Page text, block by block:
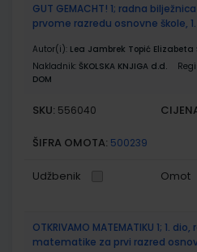
GUT GEMACHT! 1; radna
prvome razredu osnovne škole,
Autor(i): Lea Jambrek Topić Elizabeta
Nakladnik: ŠKOLSKA KNJIGA d.d.
DOM
SKU: 556040
ŠIFRA OMOTA: 500239
Udžbenik Omot
OTKRIVAMO MATEMATIKU 1; 1.
matematike za prvi razred